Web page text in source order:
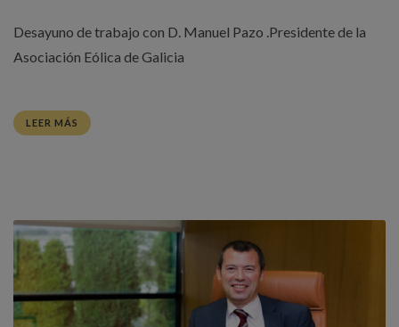
Desayuno de trabajo con D. Manuel Pazo .Presidente de la
Asociación Eólica de Galicia
LEER MÁS